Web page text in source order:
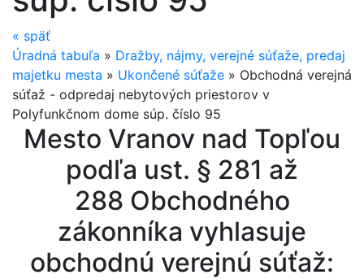
« späť
Úradná tabuľa » Dražby, nájmy, verejné súťaže, predaj
majetku mesta » Ukončené súťaže » Obchodná verejná
súťaž - odpredaj nebytových priestorov v
Polyfunkčnom dome súp. číslo 95
Mesto Vranov nad Topľou
podľa ust. § 281 až
288 Obchodného
zákonníka vyhlasuje
obchodnú verejnú súťaž: